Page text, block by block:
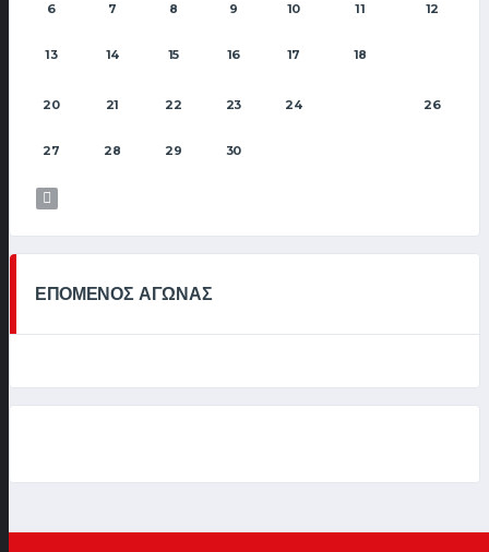
6 7 8 9 10 11 12
13 14 15 16 17 18
20 21 22 23 24 26
27 28 29 30
ΕΠΟΜΕΝΟΣ ΑΓΩΝΑΣ